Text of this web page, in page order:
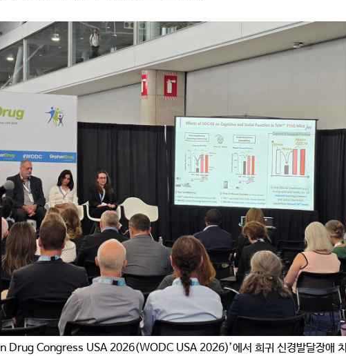
Drug Congress USA 2026(WODC USA 2026)’에서 희귀 신경발달장애 치